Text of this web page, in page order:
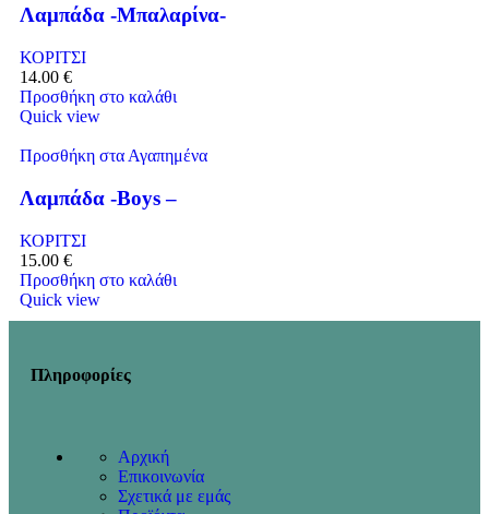
Λαμπάδα -Μπαλαρίνα-
ΚΟΡΙΤΣΙ
14.00 €
Προσθήκη στο καλάθι
Quick view
Προσθήκη στα Αγαπημένα
Λαμπάδα -Boys –
ΚΟΡΙΤΣΙ
15.00 €
Προσθήκη στο καλάθι
Quick view
Πληροφορίες
Αρχική
Επικοινωνία
Σχετικά με εμάς